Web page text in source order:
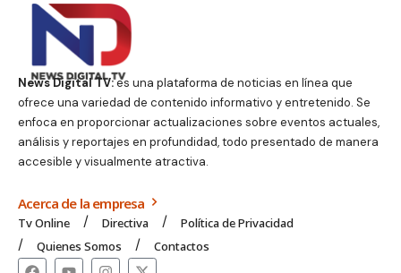
News Digital TV:es una plataforma de noticias en línea que
ofrece una variedad de contenido informativo y entretenido. Se
enfoca en proporcionar actualizaciones sobre eventos actuales,
análisis y reportajes en profundidad, todo presentado de manera
accesible y visualmente atractiva.
Acerca de la empresa
Tv Online Directiva
Política de Privacidad
Quienes Somos
Contactos